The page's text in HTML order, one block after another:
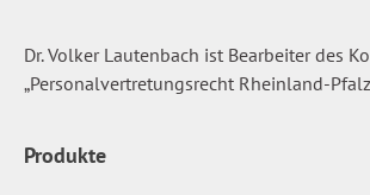
Dr. Volker Lautenbach ist Bearbeiter des
„Personalvertretungsrecht Rheinland-
Produkte